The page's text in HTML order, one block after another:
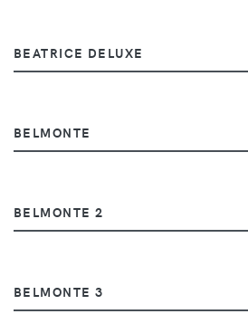
BEATRICE DELUXE
BELMONTE
BELMONTE 2
BELMONTE 3